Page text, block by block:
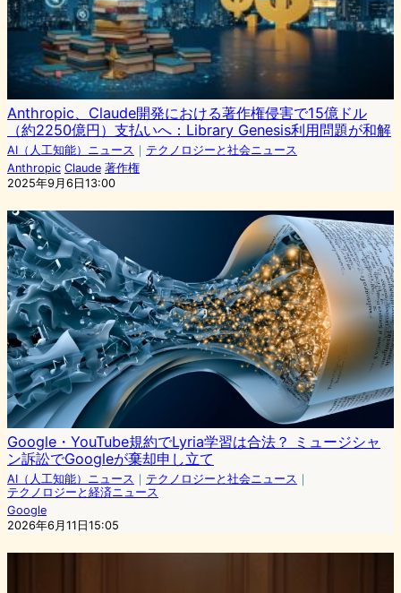
Anthropic、Claude開発における著作権侵害で15億ドル
（約2250億円）支払いへ：Library Genesis利用問題が和解
AI（人工知能）ニュース ｜ テクノロジーと社会ニュース
Anthropic Claude 著作権
2025年9月6日13:00
Google・YouTube規約でLyria学習は合法？ ミュージシャ
ン訴訟でGoogleが棄却申し立て
AI（人工知能）ニュース ｜ テクノロジーと社会ニュース ｜
テクノロジーと経済ニュース
Google
2026年6月11日15:05